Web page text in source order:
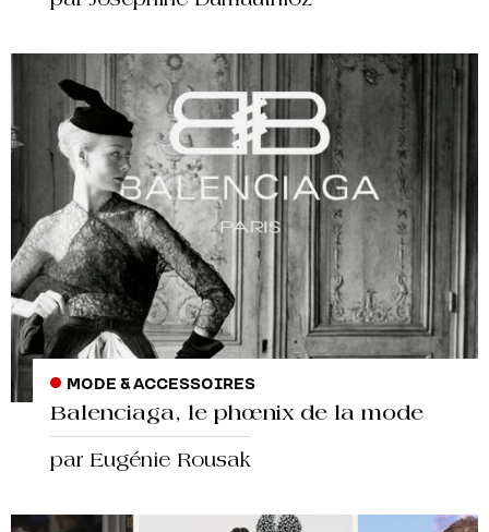
MODE & ACCESSOIRES
Balenciaga, le phœnix de la mode
par Eugénie Rousak